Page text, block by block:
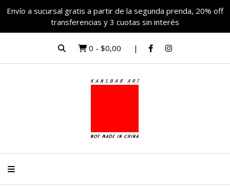
Envío a sucursal gratis a partir de la segunda prenda, 20% off
transferencias y 3 cuotas sin interés
0 - $0,00